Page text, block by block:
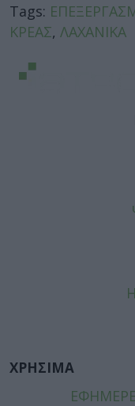
Tags:
ΚΡΕΑΣ, ΛΑΧΑΝΙΚΑ
ΧΡΗΣΙΜΑ